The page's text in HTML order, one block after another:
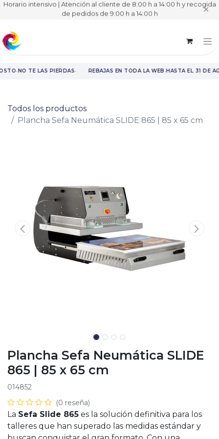
Horario intensivo | Atención al cliente de 8:00 h a 14:00 h y recogida
de pedidos de 9:00 h a 14:00 h ✕
·NO TE LAS PIERDAS· REBAJAS EN TODA LA WEB·HASTA EL 31 DE
Todos los productos
Plancha Sefa Neumática SLIDE 865 | 85 x 65 cm
Plancha Sefa Neumática SLIDE
865 | 85 x 65 cm
014852
(0 reseña)
La Sefa Slide 865 es la solución definitiva para los
talleres que han superado las medidas estándar y